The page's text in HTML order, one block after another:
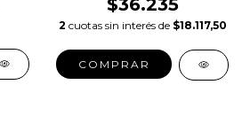
2 cuotas sin interés de $18.117,50
COMPRAR